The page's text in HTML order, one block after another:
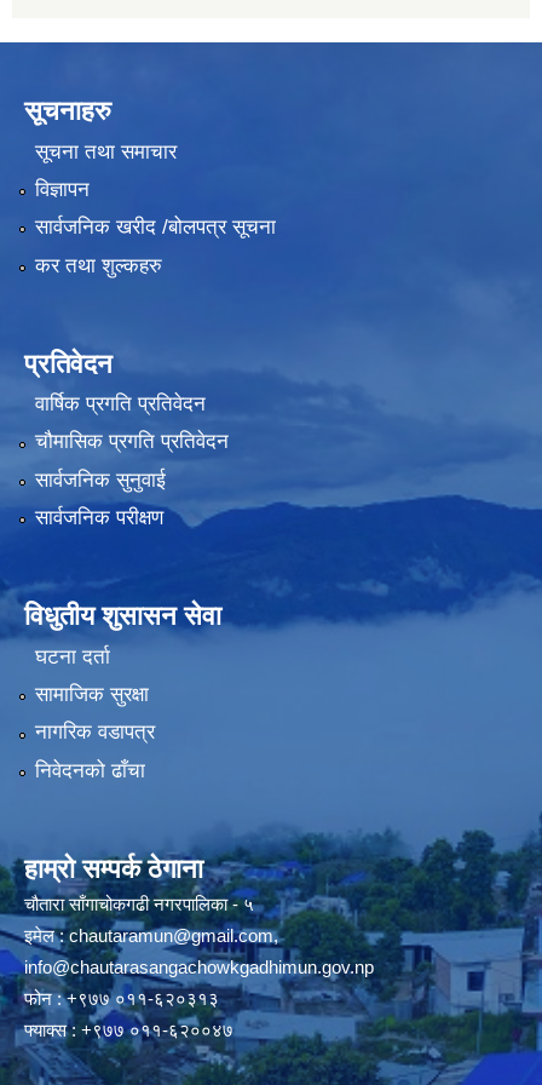
सूचनाहरु
सूचना तथा समाचार
विज्ञापन
सार्वजनिक खरीद /बोलपत्र सूचना
कर तथा शुल्कहरु
प्रतिवेदन
वार्षिक प्रगति प्रतिवेदन
चौमासिक प्रगति प्रतिवेदन
सार्वजनिक सुनुवाई
सार्वजनिक परीक्षण
विधुतीय शुसासन सेवा
घटना दर्ता
सामाजिक सुरक्षा
नागरिक वडापत्र
निवेदनको ढाँचा
हाम्रो सम्पर्क ठेगाना
चौतारा साँगाचोकगढी नगरपालिका - ५
इमेल :chautaramun@gmail.com,
info@chautarasangachowkgadhimun.gov.np
फोन : +९७७ ०११-६२०३१३
फ्याक्स : +९७७ ०११-६२००४७